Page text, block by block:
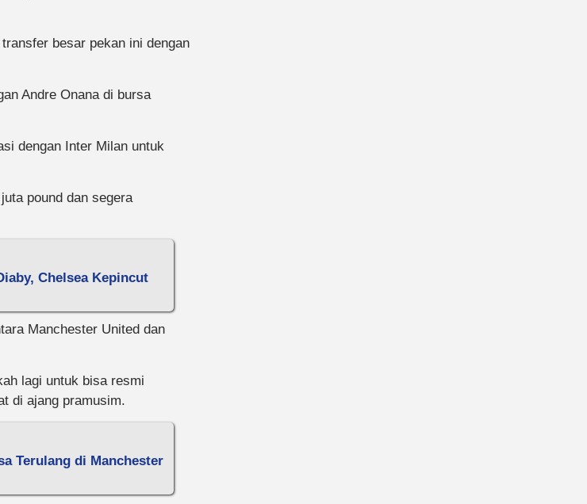
besar pekan ini dengan
Andre Onana di bursa
dengan Inter Milan untuk
pound dan segera
Chelsea Kepincut
Manchester United dan
lagi untuk bisa resmi
di ajang pramusim.
Terulang di Manchester